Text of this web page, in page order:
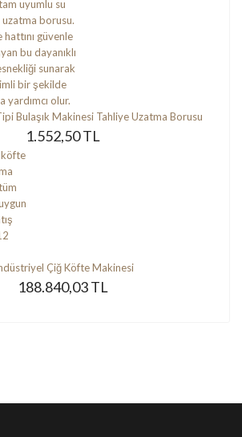
Bulaşık Makinesi Tahliye Uzatma Borusu
1.552,50 TL
Çiğ Köfte Makinesi
188.840,03 TL